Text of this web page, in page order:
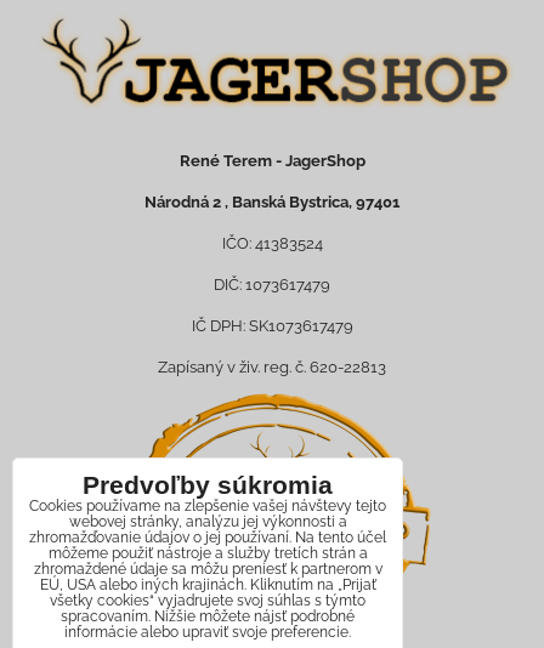
René Terem - JagerShop
Národná 2 , Banská Bystrica, 97401
IČO: 41383524
DIČ: 1073617479
IČ DPH: SK1073617479
Zapísaný v živ. reg. č. 620-22813
Predvoľby súkromia
Cookies používame na zlepšenie vašej návštevy tejto
webovej stránky, analýzu jej výkonnosti a
zhromažďovanie údajov o jej používaní. Na tento účel
môžeme použiť nástroje a služby tretích strán a
zhromaždené údaje sa môžu preniesť k partnerom v
EÚ, USA alebo iných krajinách. Kliknutím na „Prijať
všetky cookies“ vyjadrujete svoj súhlas s týmto
spracovaním. Nižšie môžete nájsť podrobné
informácie alebo upraviť svoje preferencie.